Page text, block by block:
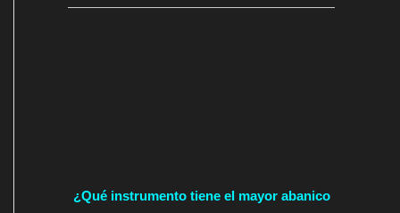
¿Qué instrumento tiene el mayor abanico